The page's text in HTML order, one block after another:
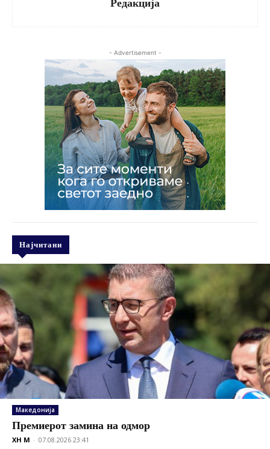
- Advertisement -
Најчитани
Македонија
Премиерот замина на одмор
XH M - 07.08.2026 23:41